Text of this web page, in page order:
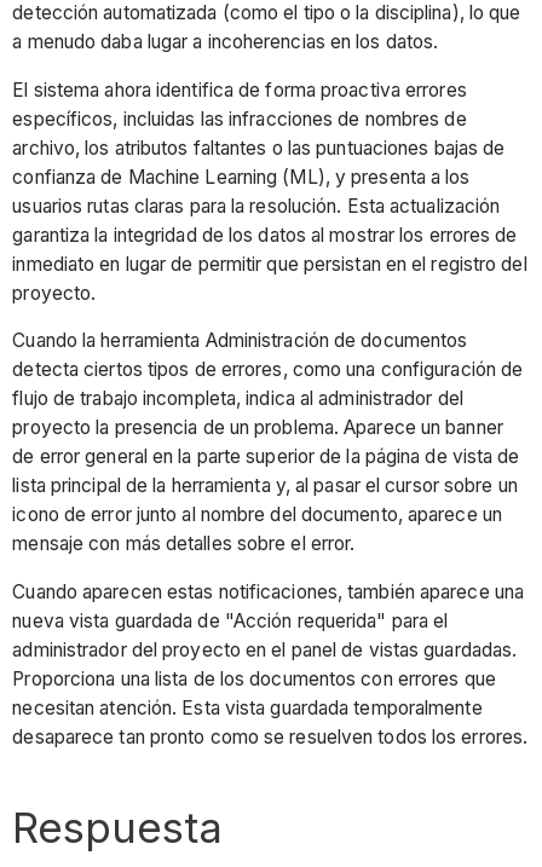
detección automatizada (como el tipo o la disciplina), lo que
a menudo daba lugar a incoherencias en los datos.
El sistema ahora identifica de forma proactiva errores
específicos, incluidas las infracciones de nombres de
archivo, los atributos faltantes o las puntuaciones bajas de
confianza de Machine Learning (ML), y presenta a los
usuarios rutas claras para la resolución. Esta actualización
garantiza la integridad de los datos al mostrar los errores de
inmediato en lugar de permitir que persistan en el registro del
proyecto.
Cuando la herramienta Administración de documentos
detecta ciertos tipos de errores, como una configuración de
flujo de trabajo incompleta, indica al administrador del
proyecto la presencia de un problema. Aparece un banner
de error general en la parte superior de la página de vista de
lista principal de la herramienta y, al pasar el cursor sobre un
icono de error junto al nombre del documento, aparece un
mensaje con más detalles sobre el error.
Cuando aparecen estas notificaciones, también aparece una
nueva vista guardada de "Acción requerida" para el
administrador del proyecto en el panel de vistas guardadas.
Proporciona una lista de los documentos con errores que
necesitan atención. Esta vista guardada temporalmente
desaparece tan pronto como se resuelven todos los errores.
Respuesta